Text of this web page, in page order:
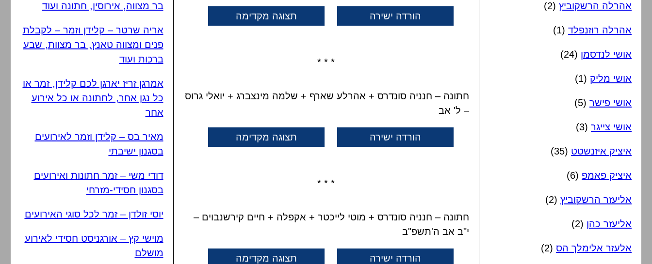
הורדה ישירה תצוגה מקדימה
* * *
חתונה – חנניה סונדרס + אהרלע שארף + שלמה מינצברג + יואלי גרוס
– ל' אב
הורדה ישירה תצוגה מקדימה
* * *
חתונה – חנניה סונדרס + מוטי לייכטר + אקפלה + חיים קירשנבוים –
י"ב אב ה'תשפ"ב
הורדה ישירה תצוגה מקדימה
אהרלה הרשקוביץ (2)
אהרלה רוזנפלד (1)
אושי לנדסמן (24)
אושי מליק (1)
אושי פישר (5)
אושי צייגר (3)
איציק איזנשטט (35)
איציק פאמפ (6)
אליעזר הרשקוביץ (2)
אליעזר כהן (2)
אלעזר אלימלך הס (2)
בר מצווה, אירוסין, חתונה ועוד
אריה שרטר – קלידן וזמר – לקבלת
פנים ומצווה טאנץ, בר מצוות, שבע
ברכות ועוד
אמרגן זריז יארגן לכם קלידן, זמר או
כל נגן אחר, לחתונה או כל אירוע
אחר
מאיר בס – קלידן וזמר לאירועים
בסגנון ישיבתי
דודי משי – זמר חתונות ואירועים
בסגנון חסידי-מזרחי
יוסי זולדן – זמר לכל סוגי האירועים
מוישי קץ – אורגניסט חסידי לאירוע
מושלם